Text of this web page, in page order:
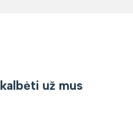
už mus